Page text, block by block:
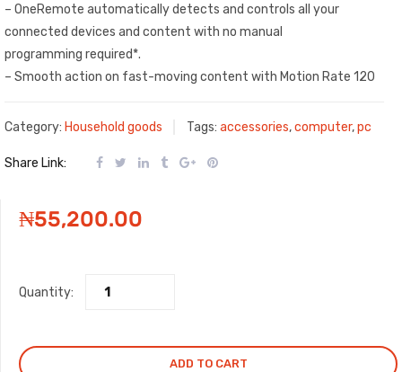
– OneRemote automatically detects and controls all your
connected devices and content with no manual
programming required*.
– Smooth action on fast-moving content with Motion Rate 120
Category: Household goods Tags: accessories,computer,pc
Share Link:
₦55,200.00
Quantity:
ADD TO CART